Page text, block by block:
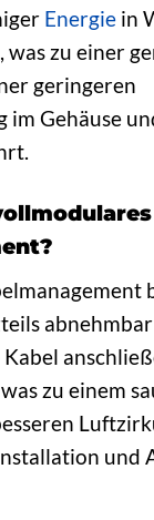
Energie in
zu einer
geringeren
Gehäuse
zu einem
und